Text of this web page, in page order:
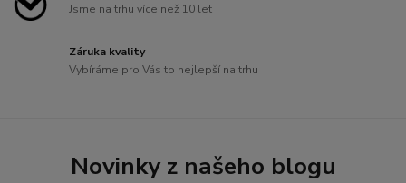
Jsme na trhu více než 10 let
Záruka kvality
Vybíráme pro Vás to nejlepší na trhu
Novinky z našeho blogu